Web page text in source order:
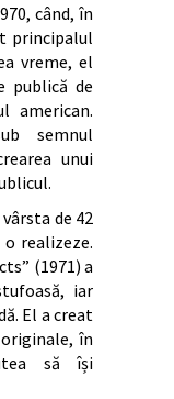
când, în
principalul
vreme, el
publică de
american.
semnul
unui
de 42
realizeze.
(1971) a
iar
El a creat
în
să își